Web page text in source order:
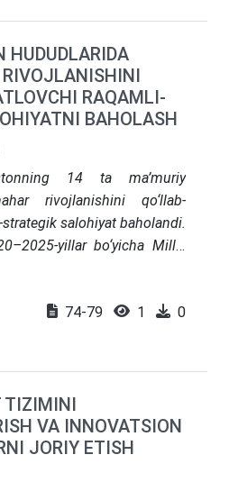
tatbiq etish hamda
standartlarini ma’muriy
uzviy bog‘lash zarurligi
raqamli jamoat
esa qayta foydalaniladigan
tezlashtirishi
boshqaruv, hisobdorlik va
nisbatan yanada yuqori
ko‘rsatadi.
HUDUDLARIDA
RAQAMLI-
BAHOLASH
14 ta ma’muriy
rivojlanishini qo‘llab-
salohiyat baholandi.
yillar bo‘yicha Milliy
abonentlari, axborot va
bozor xizmatlaridagi ulushi,
hududiy mahsulot hamda
yordamida aniqlandi
indeks hisoblandi.
Navoiy va Toshkent
strategik salohiyat qayd
74-79 1 0
TIZIMINI
VA INNOVATSION
JORIY ETISH